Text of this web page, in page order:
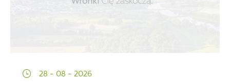
28 - 08 - 2026